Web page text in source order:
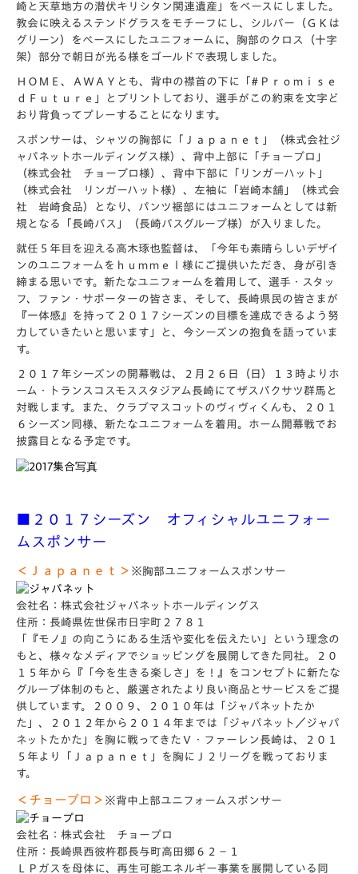
崎と天草地方の潜伏キリシタン関連遺産」をベースにしました。
教会に映えるステンドグラスをモチーフにし、シルバー（ＧＫは
グリーン）をベースにしたユニフォームに、胸部のクロス（十字
架）部分で朝日が光る様をゴールドで表現しました。
ＨＯＭＥ、ＡＷＡＹとも、背中の襟首の下に「#Ｐｒｏｍｉｓｅ
ｄＦｕｔｕｒｅ」とプリントしており、選手がこの約束を文字ど
おり背負ってプレーすることになります。
スポンサーは、シャツの胸部に「Ｊａｐａｎｅｔ」（株式会社ジ
ャパネットホールディングス様）、背中上部に「チョープロ」
（株式会社 チョープロ様）、背中下部に「リンガーハット」
（株式会社 リンガーハット様）、左袖に「岩崎本舗」（株式会
社 岩崎食品）となり、パンツ裾部にはユニフォームとしては新
規となる「長崎バス」（長崎バスグループ様）が入りました。
就任５年目を迎える高木琢也監督は、「今年も素晴らしいデザイ
ンのユニフォームをｈｕｍｍｅｌ様にご提供いただき、身が引き
締まる思いです。新たなユニフォームを着用して、選手・スタッ
フ、ファン・サポーターの皆さま、そして、長崎県民の皆さまが
『一体感』を持って２０１７シーズンの目標を達成できるよう努
力していきたいと思います」と、今シーズンの抱負を語っていま
す。
２０１７年シーズンの開幕戦は、２月２６日（日）１３時よりホ
ーム・トランスコスモススタジアム長崎にてザスパクサツ群馬と
対戦します。また、クラブマスコットのヴィヴィくんも、２０１
６シーズン同様、新たなユニフォームを着用。ホーム開幕戦でお
披露目となる予定です。
■２０１７シーズン オフィシャルユニフォー
ムスポンサー
＜Ｊａｐａｎｅｔ＞ ※胸部ユニフォームスポンサー
会社名：株式会社ジャパネットホールディングス
住所：長崎県佐世保市日宇町２７８１
「『モノ』の向こうにある生活や変化を伝えたい」という理念の
もと、様々なメディアでショッピングを展開してきた同社。２０
１５年から『「今を生きる楽しさ」を！』をコンセプトに新たな
グループ体制のもと、厳選されたより良い商品とサービスをご提
供しています。２００９、２０１０年は「ジャパネットたか
た」、２０１２年から２０１４年までは「ジャパネット／ジャパ
ネットたかた」を胸に戦ってきたＶ・ファーレン長崎は、２０１
５年より「Ｊａｐａｎｅｔ」を胸にＪ２リーグを戦っておりま
す。
＜チョープロ＞ ※背中上部ユニフォームスポンサー
会社名：株式会社 チョープロ
住所：長崎県西彼杵郡長与町高田郷６２－１
ＬＰガスを母体に、再生可能エネルギー事業を展開している同